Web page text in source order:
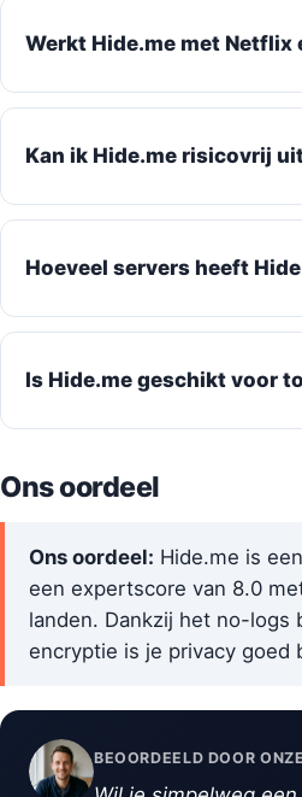
Werkt Hide.me met Netflix
Kan ik Hide.me risicovrij
Hoeveel servers heeft
Is Hide.me geschikt voor
Ons oordeel
Ons oordeel: Hide.me is
een expertscore van 8.0
landen. Dankzij het no-logs
encryptie is je privacy goed
BEOORDEELD DOOR